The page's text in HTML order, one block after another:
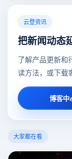
云登资讯
把新闻动态
了解产品更新和
读方法，或下载
博客中
大家都在看